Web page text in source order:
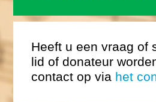
Heeft u een vraag of
lid of donateur
contact op via het